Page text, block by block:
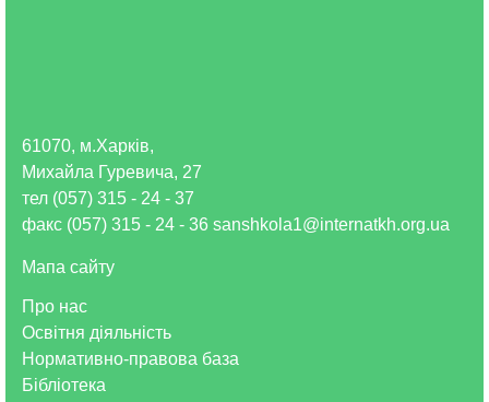
Про нас
Освітня діяльність
Нормативно-правова база
Бібліотека
61070, м.Харків,
Михайла Гуревича, 27
тел (057) 315 - 24 - 37
факс (057) 315 - 24 - 36 sanshkola1@internatkh.org.ua
Мапа сайту